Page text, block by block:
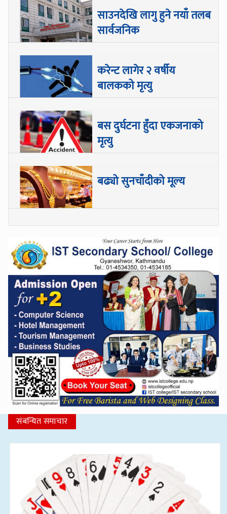
साउनदेखि लागु हुने नयाँ तलब
सार्वजनिक
करेन्ट लागेर २ वर्षीय
बालकको मृत्यु
बस दुर्घटना हुँदा एकजनाको
मृत्यु
बढ्यो सुनचाँदीको मूल्य
संबन्धित समाचार